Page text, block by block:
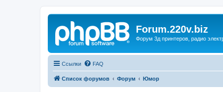
Forum.220v.biz
Форум 3д принтеров, радио
Ссылки FAQ
Список форумов Форум Юмор